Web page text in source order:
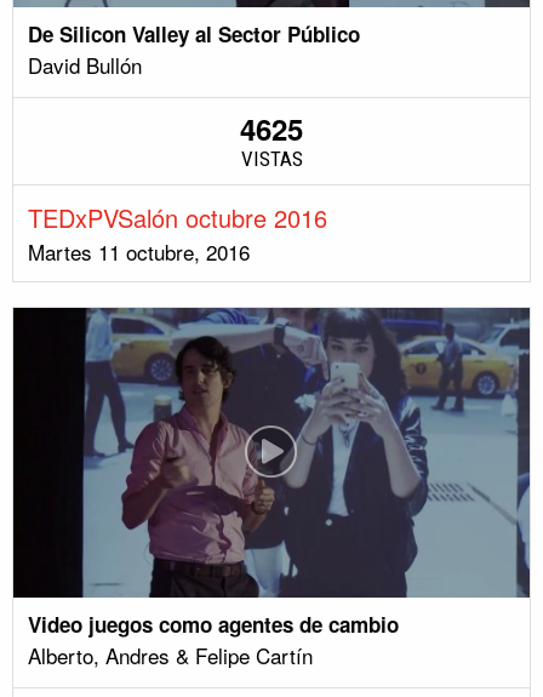
De Silicon Valley al Sector Público
David Bullón
4625
VISTAS
TEDxPVSalón octubre 2016
Martes 11 octubre, 2016
Video juegos como agentes de cambio
Alberto, Andres & Felipe Cartín